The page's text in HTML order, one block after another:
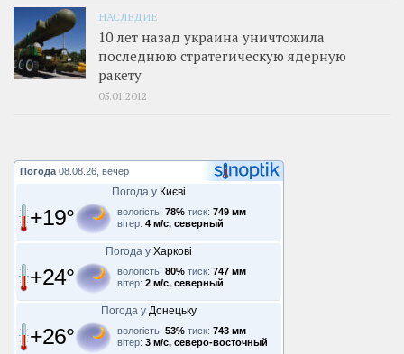
НАСЛЕДИЕ
10 лет назад украина уничтожила
последнюю стратегическую ядерную
ракету
05.01.2012
Погода 08.08.26, вечер
Погода у Києві
+19° вологість: 78% тиск: 749 мм
вітер: 4 м/с, северный
Погода у Харкові
+24° вологість: 80% тиск: 747 мм
вітер: 2 м/с, северный
Погода у Донецьку
+26° вологість: 53% тиск: 743 мм
вітер: 3 м/с, северо-восточный